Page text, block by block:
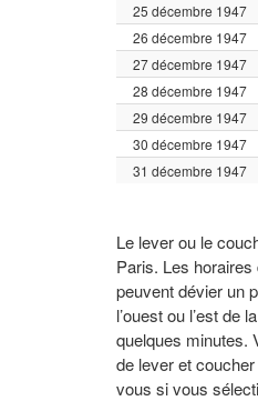
25 décembre 1947
26 décembre 1947
27 décembre 1947
28 décembre 1947
29 décembre 1947
30 décembre 1947
31 décembre 1947
Le lever ou le
Paris. Les
peuvent dévier un
l’ouest ou l’est de
quelques minutes.
de lever et
vous si vous